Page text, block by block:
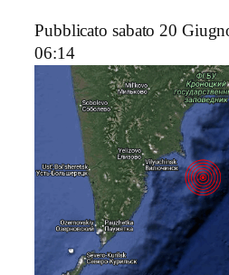
Pubblicato sabato 20
06:14